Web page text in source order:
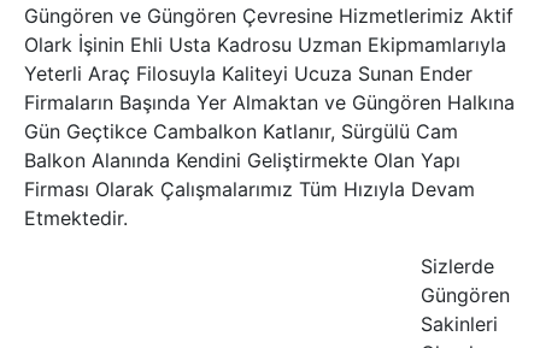
Güngören ve Güngören Çevresine Hizmetlerimiz Aktif
Olark İşinin Ehli Usta Kadrosu Uzman Ekipmamlarıyla
Yeterli Araç Filosuyla Kaliteyi Ucuza Sunan Ender
Firmaların Başında Yer Almaktan ve Güngören Halkına
Gün Geçtikce Cambalkon Katlanır, Sürgülü Cam
Balkon Alanında Kendini Geliştirmekte Olan Yapı
Firması Olarak Çalışmalarımız Tüm Hızıyla Devam
Etmektedir.
Sizlerde
Güngören
Sakinleri